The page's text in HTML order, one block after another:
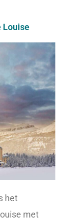
Louise
het
met